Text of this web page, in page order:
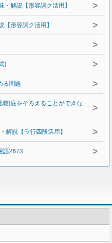
解説【形容詞ク活用】 >
【形容詞ク活用】 >
>
] >
る問題 >
[底をそろえることができな
>
解説【ラ行四段活用】 >
語2673 >